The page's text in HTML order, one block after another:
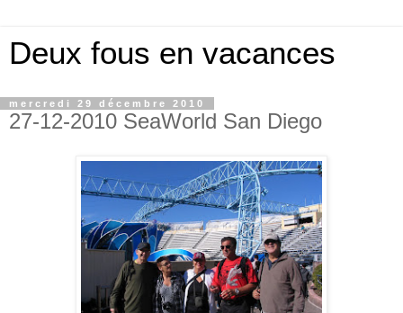
Deux fous en vacances
mercredi 29 décembre 2010
27-12-2010 SeaWorld San Diego